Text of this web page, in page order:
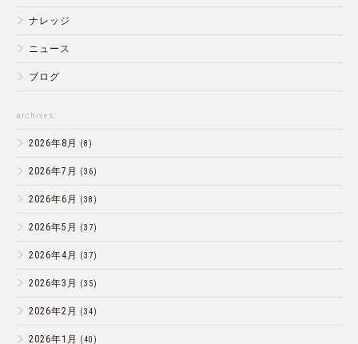
ナレッジ
ニュース
ブログ
archives:
2026年8月 (8)
2026年7月 (36)
2026年6月 (38)
2026年5月 (37)
2026年4月 (37)
2026年3月 (35)
2026年2月 (34)
2026年1月 (40)